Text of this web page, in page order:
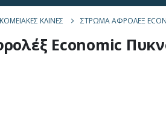
ΚΛΊΝΕΣ ΣΤΡΏΜΑ AΦΡΟΛΈΞ
Economic